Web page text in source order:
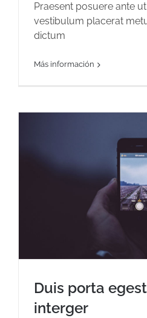
Praesent posuere ante
vestibulum placerat
dictum
Más información
Duis porta
interger